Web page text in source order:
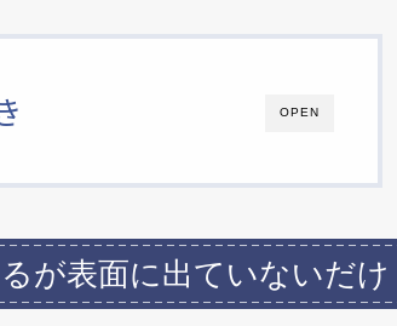
OPEN
が表面に出ていないだけ